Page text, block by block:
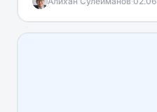
Портал елдегі барлық